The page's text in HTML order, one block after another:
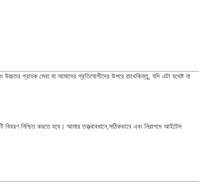
উচ্চতর গ্রাহক সেবা যা আমাদের প্রতিযোগীদের উপরে রাখেকিন্তু, যদি এটা যথেষ্ট না
নিশ্চিত করতে হবে। আমার তত্ত্বাবধানে,সঠিকভাবে এবং নিরাপদে আইটেম